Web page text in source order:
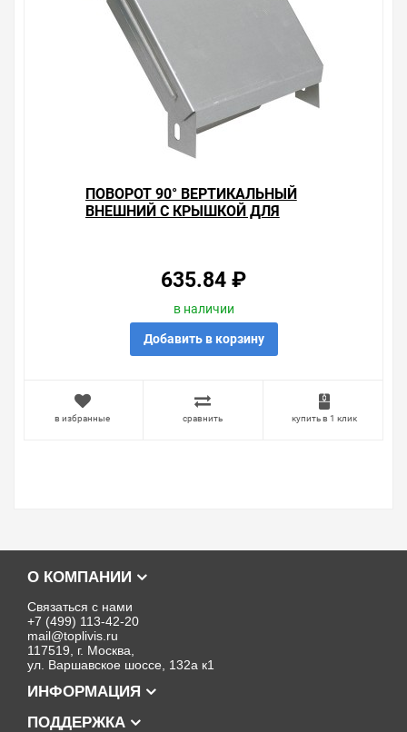
ПОВОРОТ 90° ВЕРТИКАЛЬНЫЙ
ВНЕШНИЙ С КРЫШКОЙ ДЛЯ
635.84 ₽
в наличии
Добавить в корзину
в избранные сравнить купить в 1 клик
О КОМПАНИИ
Связаться с нами
+7 (499) 113-42-20
mail@toplivis.ru
117519, г. Москва,
ул. Варшавское шоссе, 132а к1
ИНФОРМАЦИЯ
ПОДДЕРЖКА